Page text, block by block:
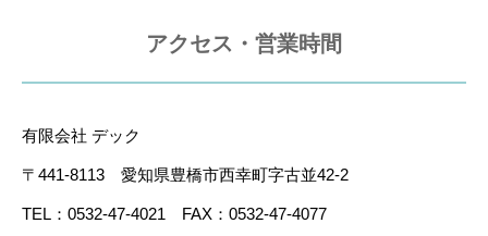
ご利用ガイド
アクセス・営業時間
有限会社 デック
〒441-8113 愛知県豊橋市西幸町字古並42-2
TEL：0532-47-4021 FAX：0532-47-4077